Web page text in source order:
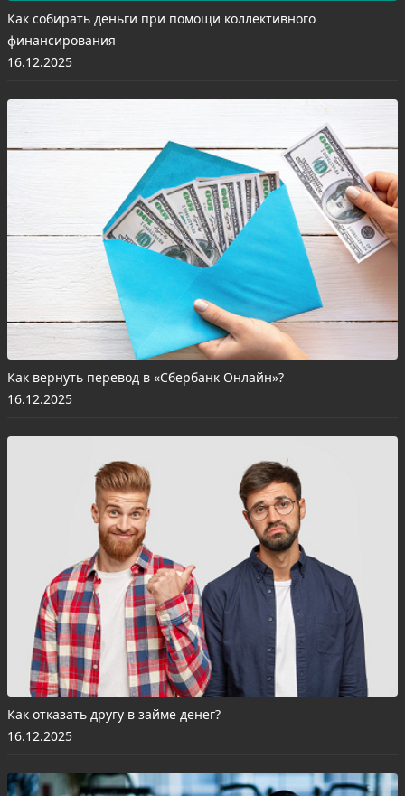
Как собирать деньги при помощи коллективного
финансирования
16.12.2025
Как вернуть перевод в «Сбербанк Онлайн»?
16.12.2025
Как отказать другу в займе денег?
16.12.2025